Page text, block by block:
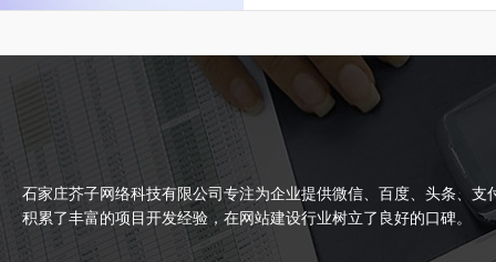
石家庄芥子网络科技有限公司专注为企业提供微信、百度、头条、
积累了丰富的项目开发经验，在网站建设行业树立了良好的口碑。